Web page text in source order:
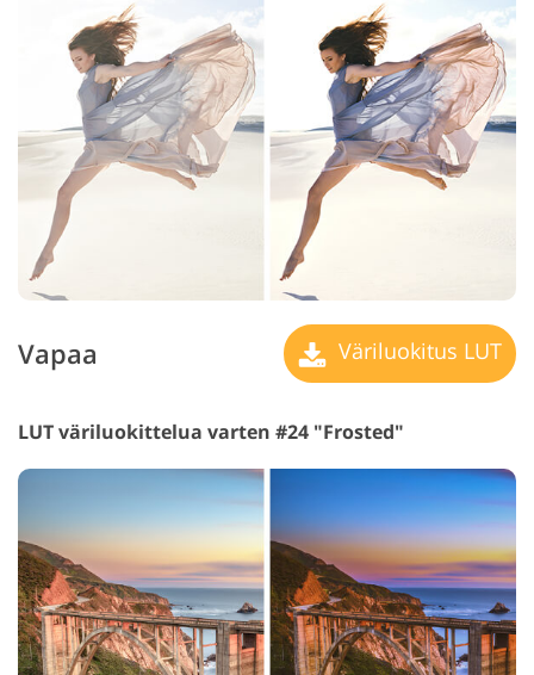
Vapaa Väriluokitus LUT
LUT väriluokittelua varten #24 "Frosted"